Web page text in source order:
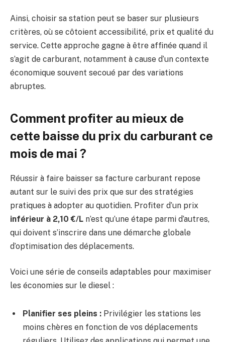
Ainsi, choisir sa station peut se baser sur plusieurs
critères, où se côtoient accessibilité, prix et qualité du
service. Cette approche gagne à être affinée quand il
s’agit de carburant, notamment à cause d’un contexte
économique souvent secoué par des variations
abruptes.
Comment profiter au mieux de
cette baisse du prix du carburant ce
mois de mai ?
Réussir à faire baisser sa facture carburant repose
autant sur le suivi des prix que sur des stratégies
pratiques à adopter au quotidien. Profiter d’un prix
inférieur à 2,10 €/L n’est qu’une étape parmi d’autres,
qui doivent s’inscrire dans une démarche globale
d’optimisation des déplacements.
Voici une série de conseils adaptables pour maximiser
les économies sur le diesel :
Planifier ses pleins : Privilégier les stations les
moins chères en fonction de vos déplacements